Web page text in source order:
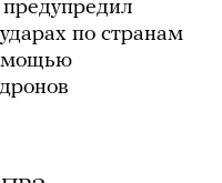
по странам